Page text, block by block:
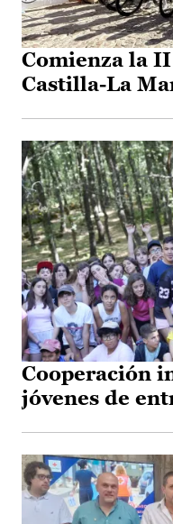
Comienza la
Castilla-La
Cooperación
jóvenes de